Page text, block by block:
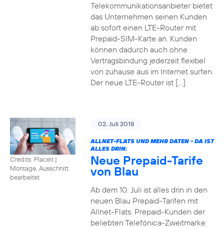
Telekommunikationsanbieter bietet
das Unternehmen seinen Kunden
ab sofort einen LTE-Router mit
Prepaid-SIM-Karte an. Kunden
können dadurch auch ohne
Vertragsbindung jederzeit flexibel
von zuhause aus im Internet surfen.
Der neue LTE-Router ist […]
Credits: Placeit |
Montage, Ausschnitt
bearbeitet
02. Juli 2018
ALLNET-FLATS UND MEHR DATEN - DA IST
ALLES DRIN:
Neue Prepaid-Tarife
von Blau
Ab dem 10. Juli ist alles drin in den
neuen Blau Prepaid-Tarifen mit
Allnet-Flats. Prepaid-Kunden der
beliebten Telefónica-Zweitmarke